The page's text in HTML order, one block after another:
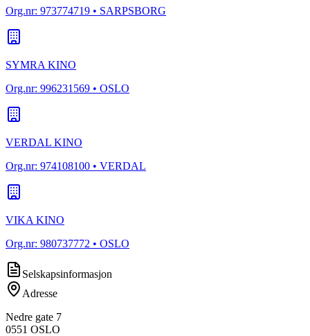
Org.nr: 973774719 • SARPSBORG
SYMRA KINO
Org.nr: 996231569 • OSLO
VERDAL KINO
Org.nr: 974108100 • VERDAL
VIKA KINO
Org.nr: 980737772 • OSLO
Selskapsinformasjon
Adresse
Nedre gate 7
0551 OSLO